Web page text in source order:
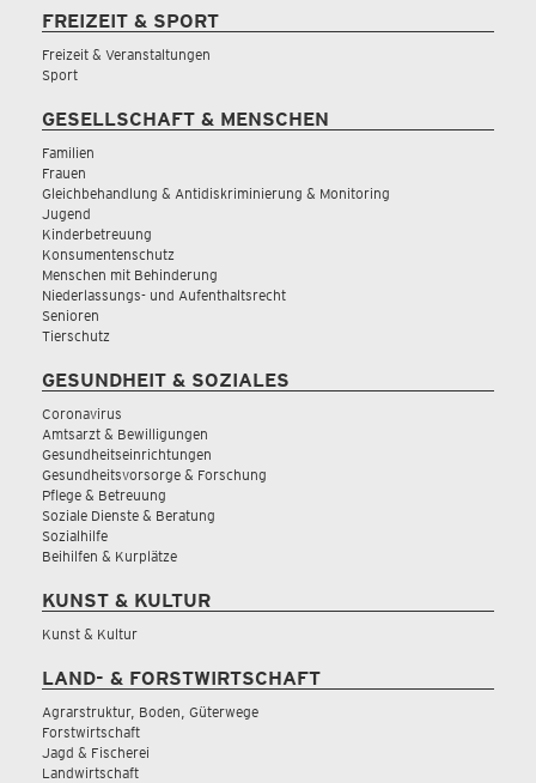
FREIZEIT & SPORT
Freizeit & Veranstaltungen
Sport
GESELLSCHAFT & MENSCHEN
Familien
Frauen
Gleichbehandlung & Antidiskriminierung & Monitoring
Jugend
Kinderbetreuung
Konsumentenschutz
Menschen mit Behinderung
Niederlassungs- und Aufenthaltsrecht
Senioren
Tierschutz
GESUNDHEIT & SOZIALES
Coronavirus
Amtsarzt & Bewilligungen
Gesundheitseinrichtungen
Gesundheitsvorsorge & Forschung
Pflege & Betreuung
Soziale Dienste & Beratung
Sozialhilfe
Beihilfen & Kurplätze
KUNST & KULTUR
Kunst & Kultur
LAND- & FORSTWIRTSCHAFT
Agrarstruktur, Boden, Güterwege
Forstwirtschaft
Jagd & Fischerei
Landwirtschaft